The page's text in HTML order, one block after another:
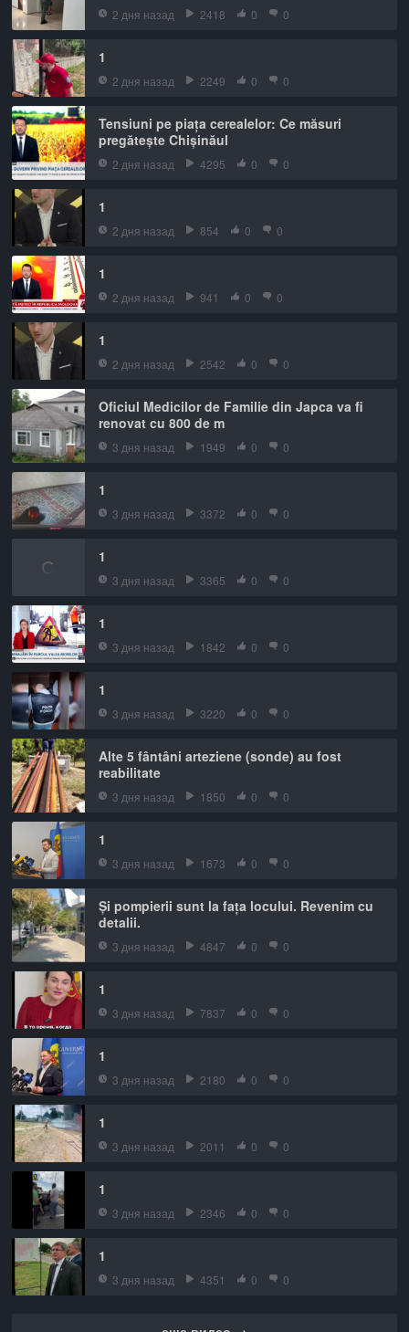
2 дня назад 2418 0 0
1
2 дня назад 2249 0 0
Tensiuni pe piața cerealelor: Ce măsuri
pregătește Chișinăul
2 дня назад 4295 0 0
1
2 дня назад 854 0 0
1
2 дня назад 941 0 0
1
2 дня назад 2542 0 0
Oficiul Medicilor de Familie din Japca va fi
renovat cu 800 de m
3 дня назад 1949 0 0
1
3 дня назад 3372 0 0
1
3 дня назад 3365 0 0
1
3 дня назад 1842 0 0
1
3 дня назад 3220 0 0
Alte 5 fântâni arteziene (sonde) au fost
reabilitate
3 дня назад 1850 0 0
1
3 дня назад 1673 0 0
Și pompierii sunt la fața locului. Revenim cu
detalii.
3 дня назад 4847 0 0
1
3 дня назад 7837 0 0
1
3 дня назад 2180 0 0
1
3 дня назад 2011 0 0
1
3 дня назад 2346 0 0
1
3 дня назад 4351 0 0